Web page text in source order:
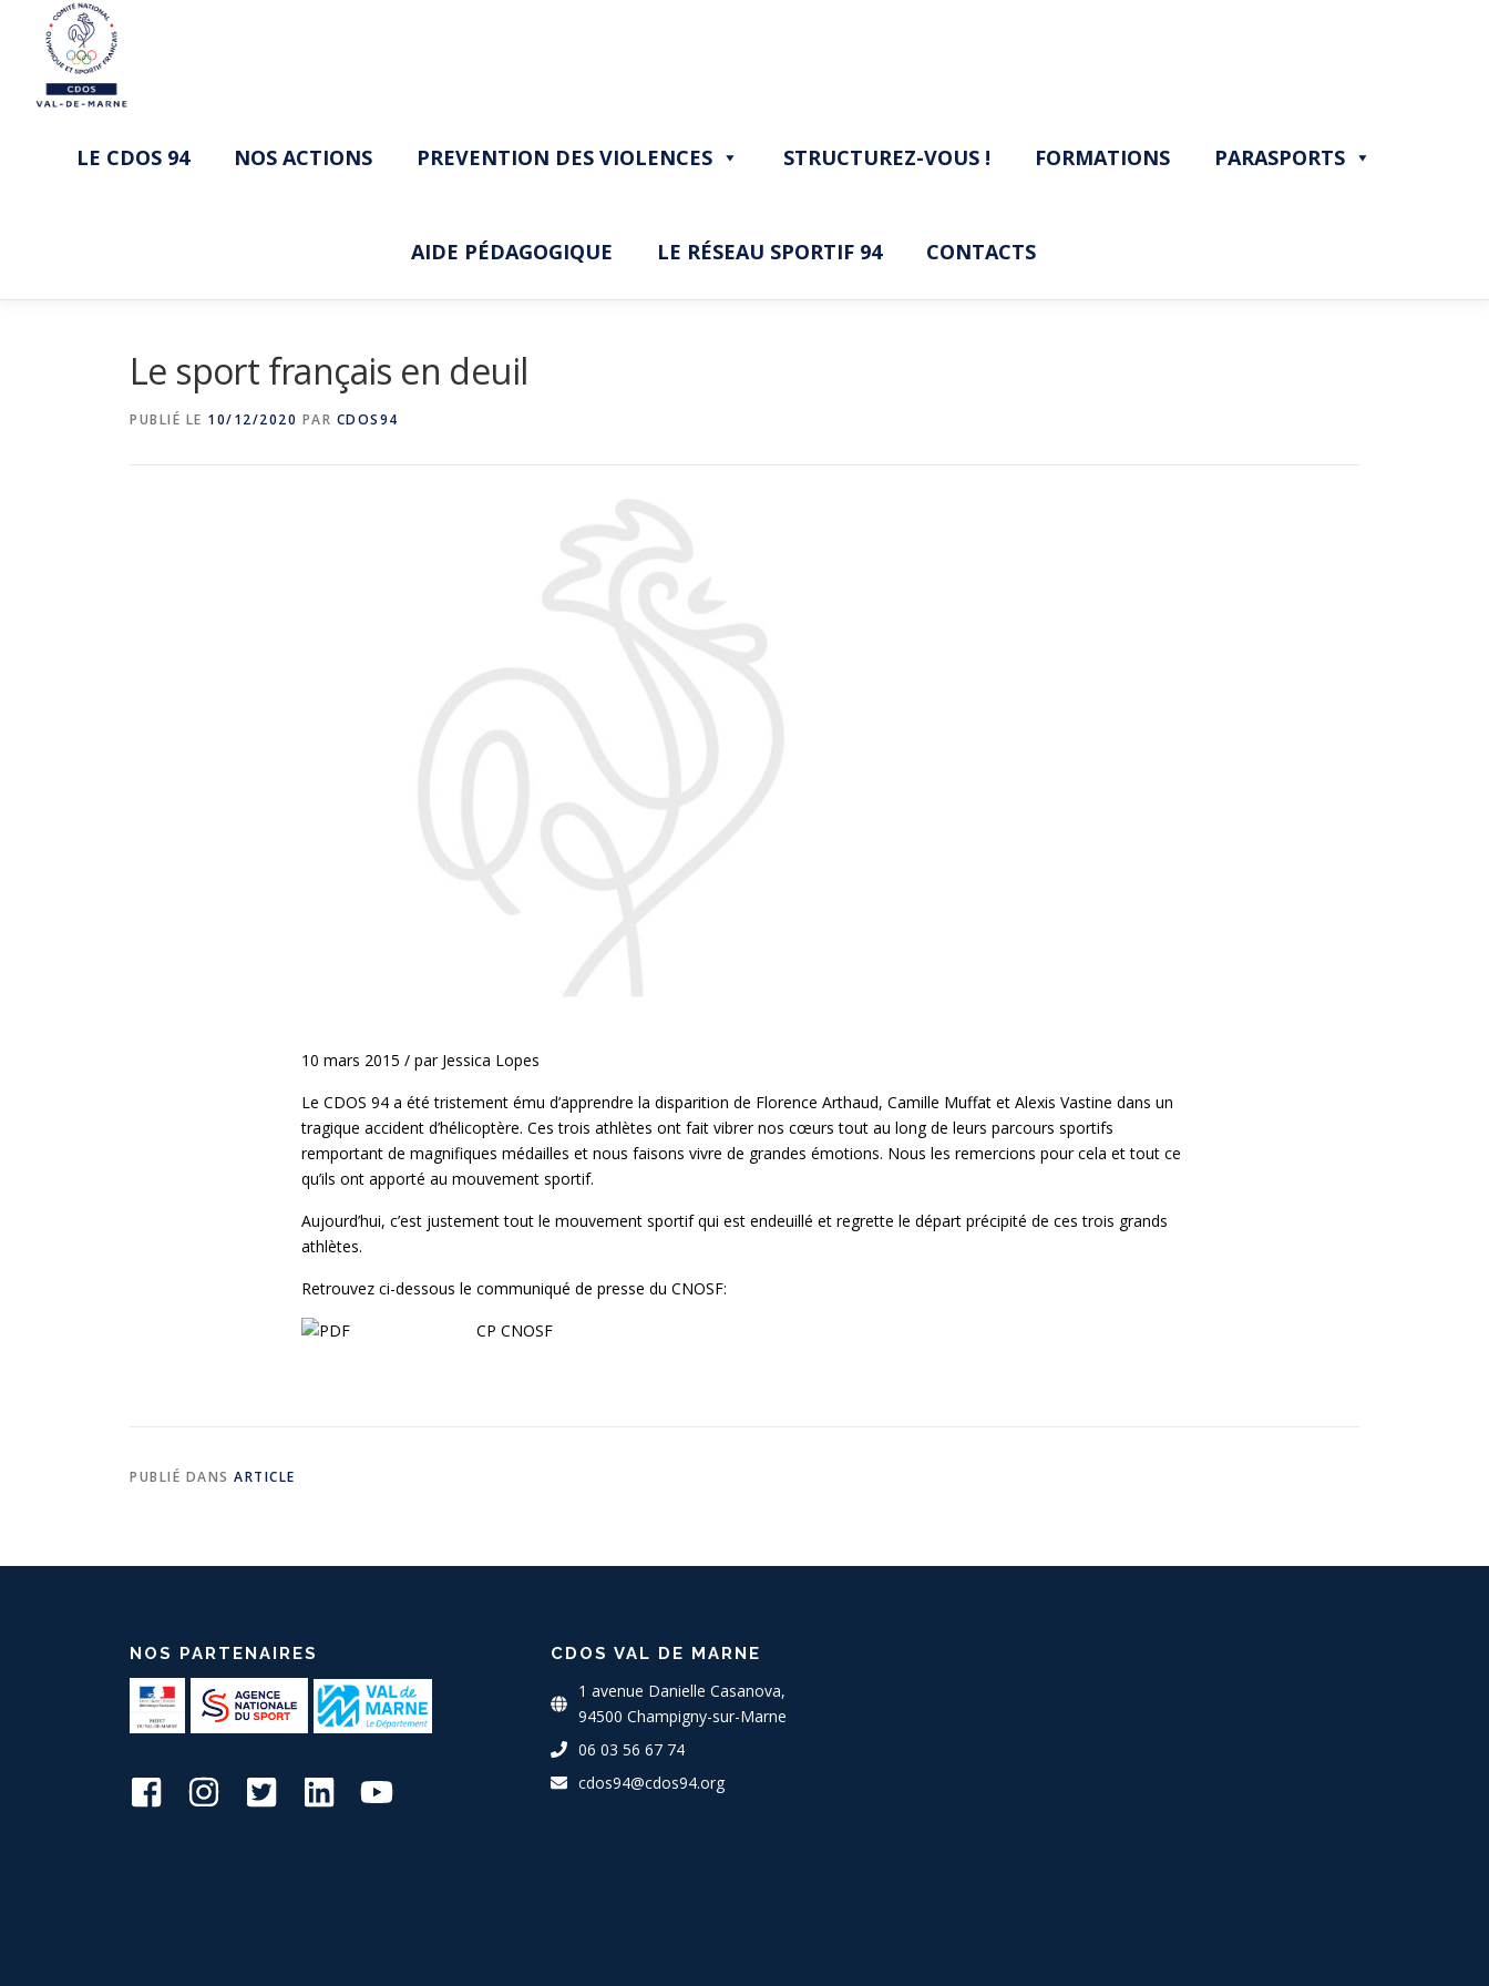
contenu
LE CDOS 94 NOS ACTIONS PREVENTION DES VIOLENCES STRUCTUREZ-VOUS ! FORMATIONS PARASPORTS
AIDE PÉDAGOGIQUE LE RÉSEAU SPORTIF 94 CONTACTS
Le sport français en deuil
PUBLIÉ LE 10/12/2020 PAR CDOS94
10 mars 2015 / par Jessica Lopes
Le CDOS 94 a été tristement ému d’apprendre la disparition de Florence Arthaud, Camille Muffat et Alexis Vastine dans un
tragique accident d’hélicoptère. Ces trois athlètes ont fait vibrer nos cœurs tout au long de leurs parcours sportifs
remportant de magnifiques médailles et nous faisons vivre de grandes émotions. Nous les remercions pour cela et tout ce
qu’ils ont apporté au mouvement sportif.
Aujourd’hui, c’est justement tout le mouvement sportif qui est endeuillé et regrette le départ précipité de ces trois grands
athlètes.
Retrouvez ci-dessous le communiqué de presse du CNOSF:
CP CNOSF
PUBLIÉ DANS ARTICLE
NOS PARTENAIRES CDOS VAL DE MARNE
1 avenue Danielle Casanova,
94500 Champigny-sur-Marne
06 03 56 67 74
cdos94@cdos94.org